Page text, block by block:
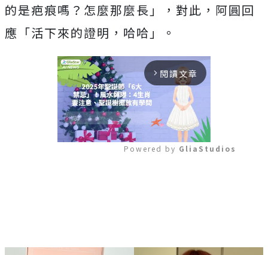
的是疤痕嗎？怎麼那麼長」，對此，阿圓回
應「活下來的證明，哈哈」。
arrow_forward_ios 閱讀文章
Powered by GliaStudios